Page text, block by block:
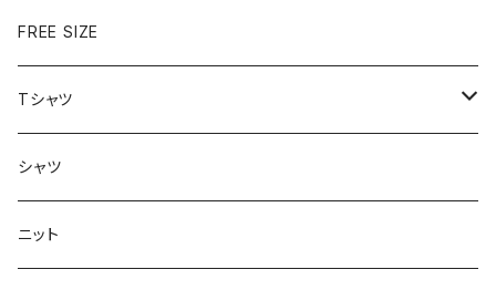
FREE SIZE
Tシャツ
半袖
ロングTシャツ
シャツ
ニット